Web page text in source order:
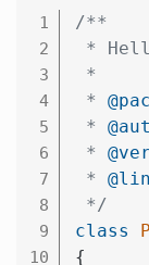
1
2
3
4
5
6
7
8
9
10
/**
*
*
*
*
*
*
*/
class
{